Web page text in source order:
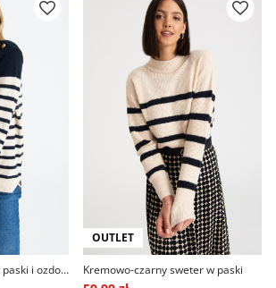
Sweter z nadrukiem w paski i ozdobnymi guzikami, kremowo-czarny
OUTLET
Kremowo-czarny sweter w paski